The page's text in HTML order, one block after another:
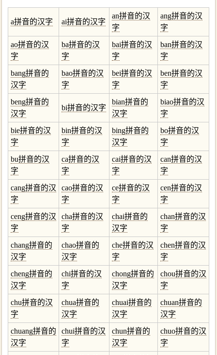
a拼音的汉字 ai拼音的汉字
an拼音的汉
字
ang拼音的汉
字
ao拼音的汉
字
ba拼音的汉
字
bai拼音的汉
字
ban拼音的汉
字
bang拼音的
汉字
bao拼音的汉
字
bei拼音的汉
字
ben拼音的汉
字
beng拼音的
汉字
bi拼音的汉字
bian拼音的
汉字
biao拼音的汉
字
bie拼音的汉
字
bin拼音的汉
字
bing拼音的
汉字
bo拼音的汉
字
bu拼音的汉
字
ca拼音的汉
字
cai拼音的汉
字
can拼音的汉
字
cang拼音的汉
字
cao拼音的汉
字
ce拼音的汉
字
cen拼音的汉
字
ceng拼音的汉
字
cha拼音的汉
字
chai拼音的
汉字
chan拼音的汉
字
chang拼音的
汉字
chao拼音的
汉字
che拼音的汉
字
chen拼音的汉
字
cheng拼音的
汉字
chi拼音的汉
字
chong拼音的
汉字
chou拼音的汉
字
chu拼音的汉
字
chua拼音的
汉字
chuai拼音的
汉字
chuan拼音的
汉字
chuang拼音的
汉字
chui拼音的汉
字
chun拼音的
汉字
chuo拼音的汉
字